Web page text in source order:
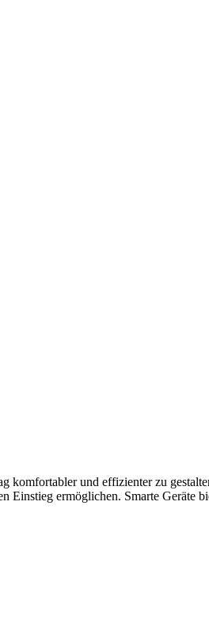
komfortabler und effizienter zu
Einstieg ermöglichen. Smarte Geräte